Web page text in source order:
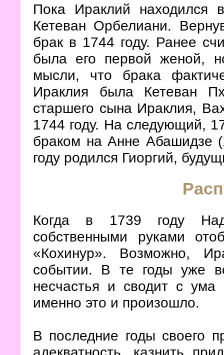
Пока Ираклий находился
Кетеван Орбелиани.
брак в 1744 году. Ранее
была его первой женой,
мысли, что брака
Ираклия была Кетеван
старшего сына Ираклия,
1744 году. На следующий,
браком на Анне Абашидзе
году родился Гиоргий,
Когда в 1739 году
собственными руками
«Кохинур». Возможно,
событии. В те годы уже
несчастья и сводит с
именно это и произошло.
В последние годы своего